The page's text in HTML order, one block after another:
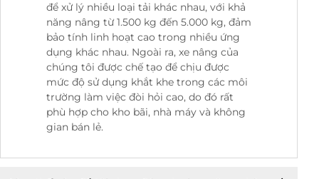
để xử lý nhiều loại tải khác nhau, với khả
năng nâng từ 1.500 kg đến 5.000 kg, đảm
bảo tính linh hoạt cao trong nhiều ứng
dụng khác nhau. Ngoài ra, xe nâng của
chúng tôi được chế tạo để chịu được
mức độ sử dụng khắt khe trong các môi
trường làm việc đòi hỏi cao, do đó rất
phù hợp cho kho bãi, nhà máy và không
gian bán lẻ.